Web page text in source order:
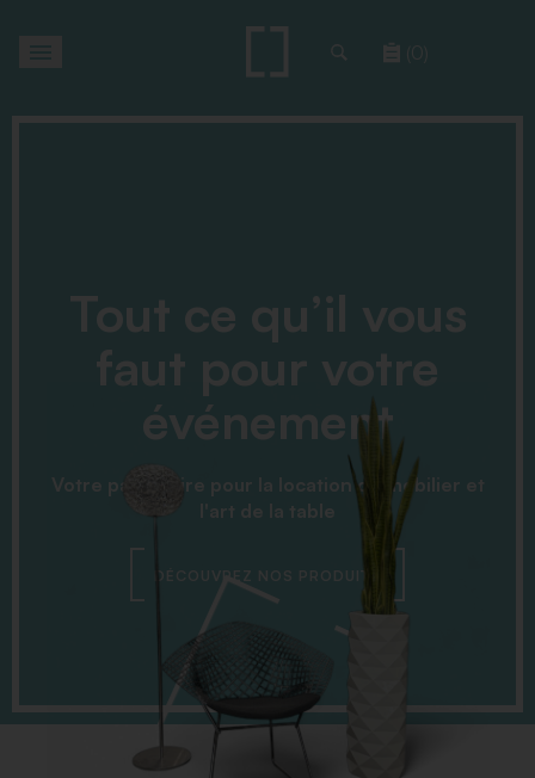
(0)
Tout ce qu’il vous
faut pour votre
événement
Votre partenaire pour la location de mobilier et
l'art de la table
DÉCOUVREZ NOS PRODUITS